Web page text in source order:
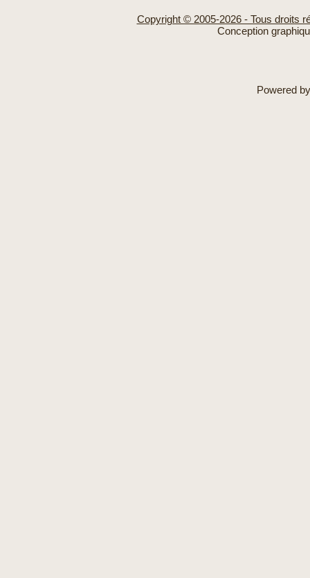
Copyright © 2005-2026 - Tous droits
Conception
Powered